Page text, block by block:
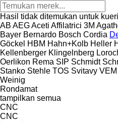
Hasil tidak ditemukan untuk
AB AEGAceti Affilatrici 3M
Bayer Bernardo Bosch Cordia
Göckel HBM Hahn+Kolb Heller
Kellenberger Klingelnberg
Oerlikon Rema SIP Schmidt
Stanko Stehle TOS Svitavy VEM
Weinig
Rondamat
tampilkan semua
CNC
CNC